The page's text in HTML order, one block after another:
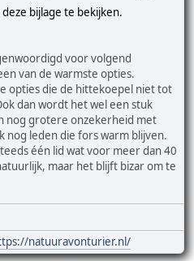
bijlage te bekijken.
voor volgend
van de warmste opties.
opties die de hittekoepel niet tot
dan wordt het wel een stuk
nog grotere onzekerheid met
nog leden die fors warm blijven.
één lid wat voor meer dan 40
maar het blijft bizar om te
natuuravonturier.nl/